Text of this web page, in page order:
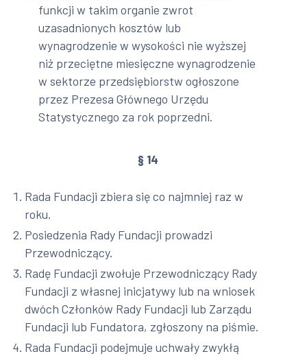
funkcji w takim organie zwrot
uzasadnionych kosztów lub
wynagrodzenie w wysokości nie wyższej
niż przeciętne miesięczne wynagrodzenie
w sektorze przedsiębiorstw ogłoszone
przez Prezesa Głównego Urzędu
Statystycznego za rok poprzedni.
§ 14
Rada Fundacji zbiera się co najmniej raz w
roku.
Posiedzenia Rady Fundacji prowadzi
Przewodniczący.
Radę Fundacji zwołuje Przewodniczący Rady
Fundacji z własnej inicjatywy lub na wniosek
dwóch Członków Rady Fundacji lub Zarządu
Fundacji lub Fundatora, zgłoszony na piśmie.
Rada Fundacji podejmuje uchwały zwykłą